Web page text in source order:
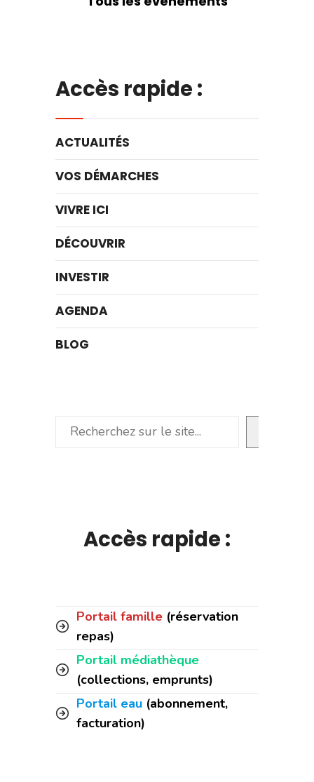
Accès rapide :
ACTUALITÉS
VOS DÉMARCHES
VIVRE ICI
DÉCOUVRIR
INVESTIR
AGENDA
BLOG
Rechercher
Accès rapide :
Portail famille (réservation
repas)
Portail médiathèque
(collections, emprunts)
Portail eau (abonnement,
facturation)